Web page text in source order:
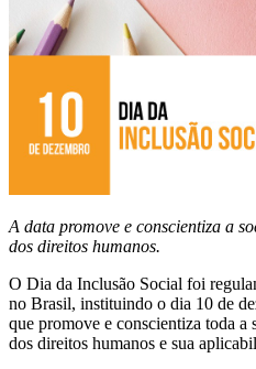
A data promove e conscientiza a
dos direitos humanos.
O Dia da Inclusão Social foi
no Brasil, instituindo o dia 10 de
que promove e conscientiza toda a
dos direitos humanos e sua